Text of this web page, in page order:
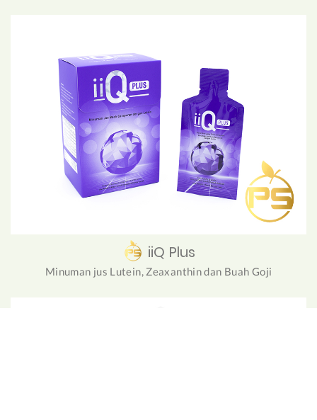
iiQ Plus
Minuman jus Lutein, Zeaxanthin dan Buah Goji